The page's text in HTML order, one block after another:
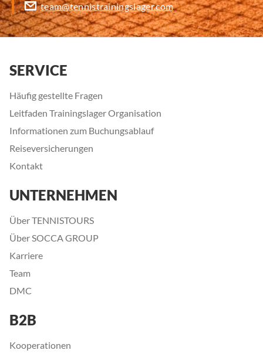
team@tennistrainingslager.com
SERVICE
Häufig gestellte Fragen
Leitfaden Trainingslager Organisation
Informationen zum Buchungsablauf
Reiseversicherungen
Kontakt
UNTERNEHMEN
Über TENNISTOURS
Über SOCCA GROUP
Karriere
Team
DMC
B2B
Kooperationen